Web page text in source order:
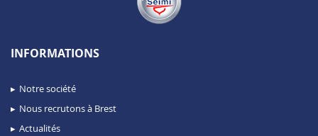
INFORMATIONS
Notre société
Nous recrutons à Brest
Actualités